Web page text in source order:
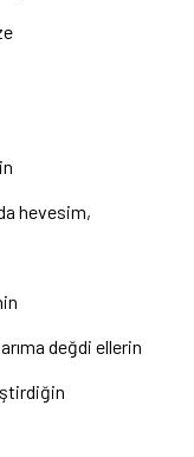
hevesim,
değdi ellerin